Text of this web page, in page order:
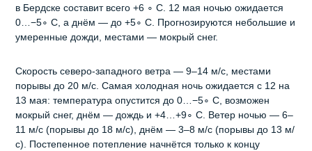
в Бердске составит всего +6 ∘ C. 12 мая ночью ожидается
0…−5∘ C, а днём — до +5∘ C. Прогнозируются небольшие и
умеренные дожди, местами — мокрый снег.
Скорость северо‑западного ветра — 9–14 м/с, местами
порывы до 20 м/с. Самая холодная ночь ожидается с 12 на
13 мая: температура опустится до 0…−5∘ C, возможен
мокрый снег, днём — дождь и +4…+9∘ C. Ветер ночью — 6–
11 м/с (порывы до 18 м/с), днём — 3–8 м/с (порывы до 13 м/
с). Постепенное потепление начнётся только к концу